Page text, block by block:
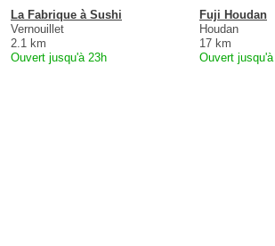
La Fabrique à Sushi
Vernouillet
2.1 km
Ouvert jusqu'à 23h
Fuji Houdan
Houdan
17 km
Ouvert